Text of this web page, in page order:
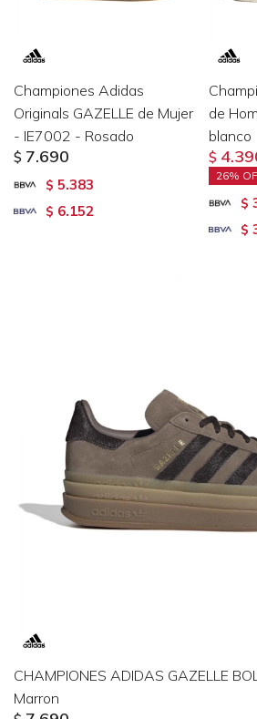
Championes Adidas
Originals GAZELLE de Mujer
- IE7002 - Rosado
$ 7.690
$ 5.383
$ 6.152
de
blanco
$
26
$
$
CHAMPIONES ADIDAS GAZELLE
Marron